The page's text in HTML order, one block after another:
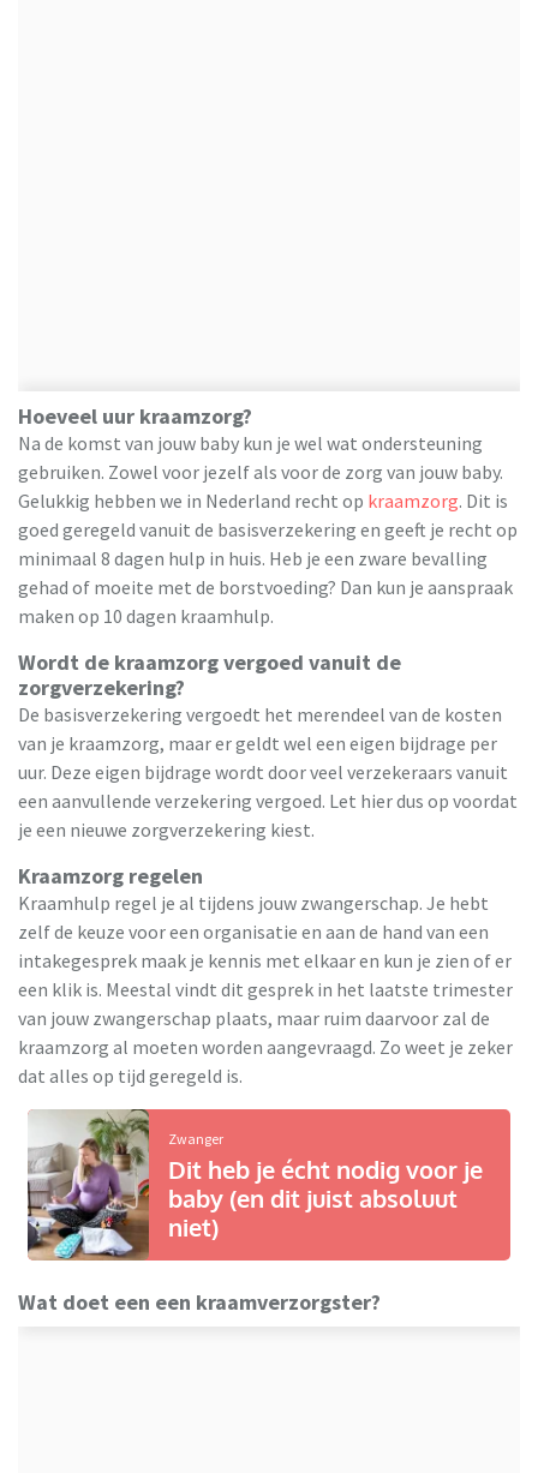
Hoeveel uur kraamzorg?
Na de komst van jouw baby kun je wel wat ondersteuning
gebruiken. Zowel voor jezelf als voor de zorg van jouw baby.
Gelukkig hebben we in Nederland recht op kraamzorg. Dit is
goed geregeld vanuit de basisverzekering en geeft je recht op
minimaal 8 dagen hulp in huis. Heb je een zware bevalling
gehad of moeite met de borstvoeding? Dan kun je aanspraak
maken op 10 dagen kraamhulp.
Wordt de kraamzorg vergoed vanuit de
zorgverzekering?
De basisverzekering vergoedt het merendeel van de kosten
van je kraamzorg, maar er geldt wel een eigen bijdrage per
uur. Deze eigen bijdrage wordt door veel verzekeraars vanuit
een aanvullende verzekering vergoed. Let hier dus op voordat
je een nieuwe zorgverzekering kiest.
Kraamzorg regelen
Kraamhulp regel je al tijdens jouw zwangerschap. Je hebt
zelf de keuze voor een organisatie en aan de hand van een
intakegesprek maak je kennis met elkaar en kun je zien of er
een klik is. Meestal vindt dit gesprek in het laatste trimester
van jouw zwangerschap plaats, maar ruim daarvoor zal de
kraamzorg al moeten worden aangevraagd. Zo weet je zeker
dat alles op tijd geregeld is.
Zwanger
Dit heb je écht nodig voor je
baby (en dit juist absoluut
niet)
Wat doet een een kraamverzorgster?